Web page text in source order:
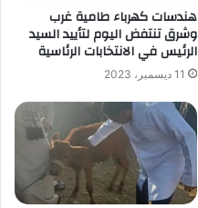
هندسات كهرباء طامية غرب
وشرق تنتفض اليوم لتأييد السيد
الرئيس في الانتخابات الرئاسية
11 ديسمبر، 2023